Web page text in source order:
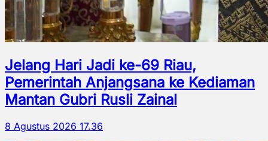
Jelang Hari Jadi ke-69 Riau,
Pemerintah Anjangsana ke Kediaman
Mantan Gubri Rusli Zainal
8 Agustus 2026 17.36